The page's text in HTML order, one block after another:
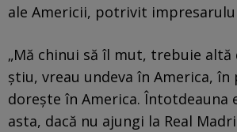
ale Americii, potrivit
„Mă chinui să îl mut, trebuie altă
știu, vreau undeva în America, în
dorește în America. Întotdeauna
asta, dacă nu ajungi la Real